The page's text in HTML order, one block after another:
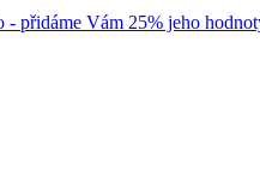
- přidáme Vám 25% jeho